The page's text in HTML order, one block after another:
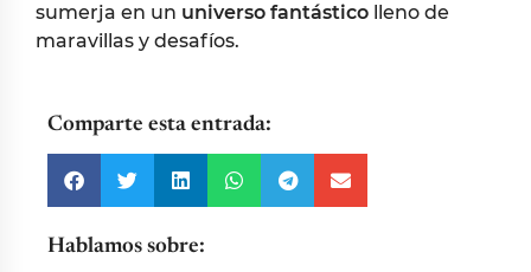
sumerja en un universo fantástico lleno de
maravillas y desafíos.
Comparte esta entrada:
Hablamos sobre: